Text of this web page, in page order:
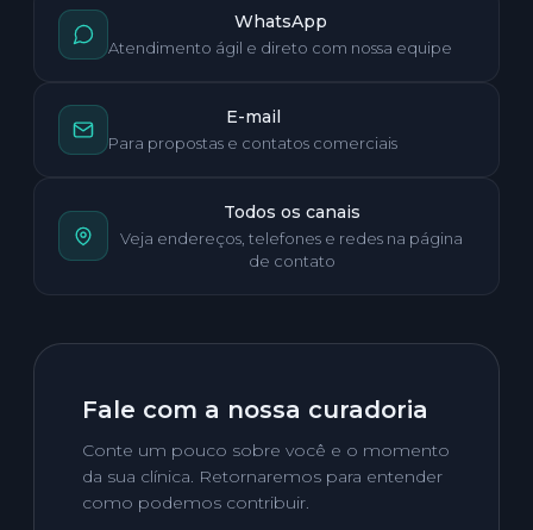
WhatsApp
Atendimento ágil e direto com nossa equipe
E-mail
Para propostas e contatos comerciais
Todos os canais
Veja endereços, telefones e redes na página
de contato
Fale com a nossa curadoria
Conte um pouco sobre você e o momento
da sua clínica. Retornaremos para entender
como podemos contribuir.